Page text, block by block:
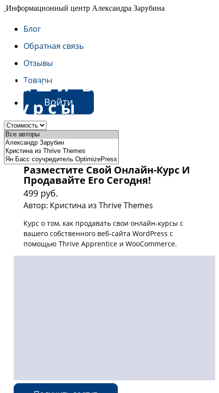
Информационный центр Александра Зарубина
Блог
Обратная связь
Отзывы
Товары
Войти
Наши видео
курсы
Разместите Свой Онлайн-Курс И
Продавайте Его Сегодня!
499 руб.
Автор: Кристина из Thrive Themes
Курс о том, как продавать свои онлайн-курсы с
вашего собственного веб-сайта WordPress с
помощью Thrive Apprentice и WooCommerce.